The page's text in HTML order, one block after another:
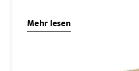
Mehr lesen